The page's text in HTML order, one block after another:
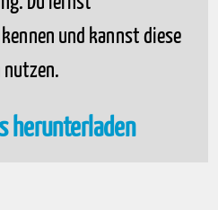
und kannst diese
nutzen.
herunterladen